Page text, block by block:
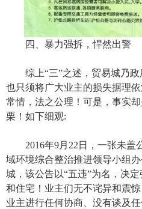
四、暴力强拆，悍然出警
综上“三”之述，贸易城乃政
也只须将广大业主的损失据理
常情，法之公理！可是，事实
栗！如下细观:
2016年9月22日，一张未盖
域环境综合整治推进领导小组
城，该公告以“五违”为名，决
和住宅！业主们无不诧异和震
业主进行任何协商、没有谈及